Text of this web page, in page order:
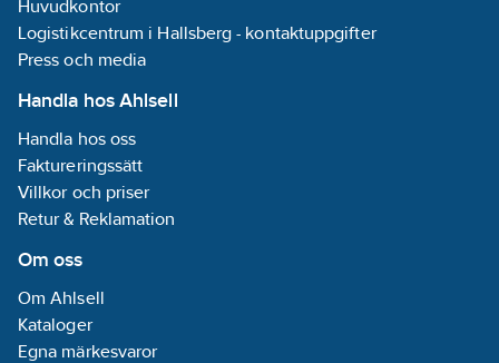
Huvudkontor
Logistikcentrum i Hallsberg - kontaktuppgifter
Press och media
Handla hos Ahlsell
Handla hos oss
Faktureringssätt
Villkor och priser
Retur & Reklamation
Om oss
Om Ahlsell
Kataloger
Egna märkesvaror